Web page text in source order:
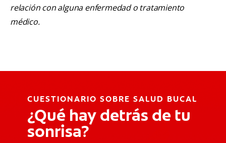
relación con alguna enfermedad o tratamiento
médico.
CUESTIONARIO SOBRE SALUD BUCAL
¿Qué hay detrás de tu
sonrisa?